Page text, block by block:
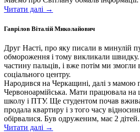
Читати далі →
Гаврілов Віталій Миколайович
Друг Насті, про яку писали в минулій
обмороження і тому викликали швидку.
частину пальців, і вже потім ми змогли
соціального центру.
Народився на Черкащині, далі з мамою
Червоноармійська. Мати працювала на
школу і ПТУ. Ще студентом почав
продала квартиру і з того часу
обірвалися. Був одруженим, має 2
Читати далі →